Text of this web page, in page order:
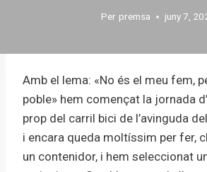
Per premsa juny 7,
Amb el lema: «No és el meu fem,
poble» hem començat la jornada
prop del carril bici de l’avinguda
i encara queda moltíssim per fer,
un contenidor, i hem seleccionat